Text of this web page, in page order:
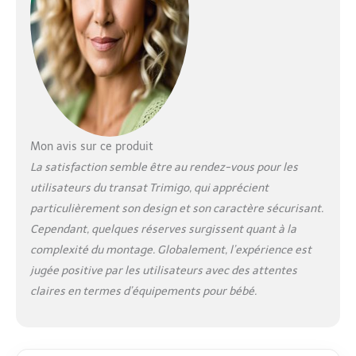
de réduction du
bruit, le processus de
balancement est
presque silencieux,
apaisant le nouveau-
né par des
la balancelle bébé
électrique 3D pivote
à 180° (point central
±90°), vous
permettant de
garder un œil sur la
sécurité de votre
bébé même pendant
Mon avis sur ce produit
La satisfaction semble être au rendez-vous pour les
utilisateurs du transat Trimigo, qui apprécient
particulièrement son design et son caractère sécurisant.
Cependant, quelques réserves surgissent quant à la
complexité du montage. Globalement, l’expérience est
jugée positive par les utilisateurs avec des attentes
claires en termes d’équipements pour bébé.